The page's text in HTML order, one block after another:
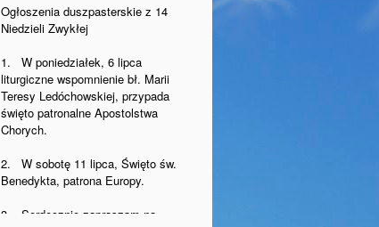
Ogłoszenia duszpasterskie z 14
Niedzieli Zwykłej
1. W poniedziałek, 6 lipca
liturgiczne wspomnienie bł. Marii
Teresy Ledóchowskiej, przypada
święto patronalne Apostolstwa
Chorych.
2. W sobotę 11 lipca, Święto św.
Benedykta, patrona Europy.
3. Serdecznie zapraszam na